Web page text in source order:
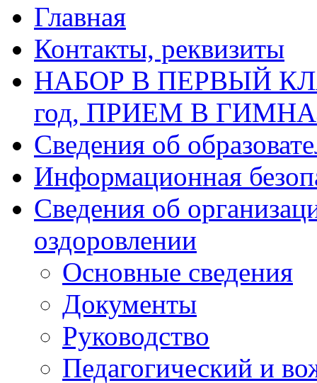
Главная
Контакты, реквизиты
НАБОР В ПЕРВЫЙ
год, ПРИЕМ В
Сведения об
Информационная
Сведения об
оздоровлении
Основные сведения
Документы
Руководство
Педагогический и